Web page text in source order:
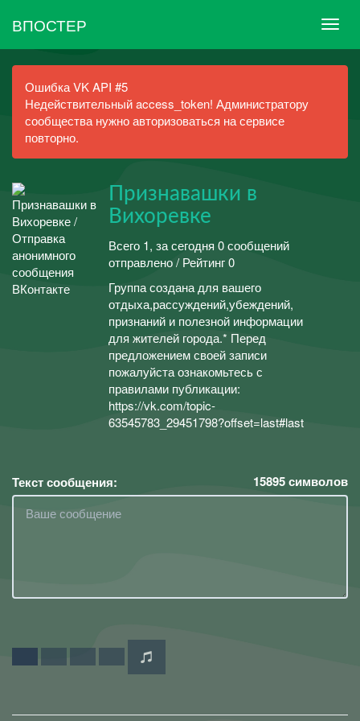
ВПОСТЕР
Ошибка VK API #5
Недействительный access_token! Администратору
сообщества нужно авторизоваться на сервисе
повторно.
Признавашки в
Вихоревке
Всего 1, за сегодня 0 сообщений
отправлено / Рейтинг 0
Группа создана для вашего
отдыха,рассуждений,убеждений,
признаний и полезной информации
для жителей города.* Перед
предложением своей записи
пожалуйста ознакомьтесь с
правилами публикации:
https://vk.com/topic-
63545783_29451798?offset=last#last
Текст сообщения: 15895символов